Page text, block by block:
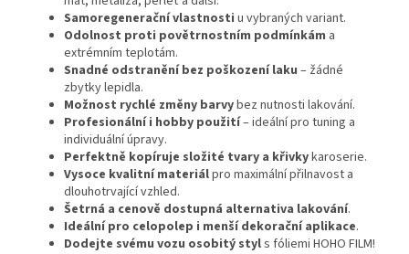
Samoregenerační vlastnosti u vybraných variant.
Odolnost proti povětrnostním podmínkám a
extrémním teplotám.
Snadné odstranění bez poškození laku – žádné
zbytky lepidla.
Možnost rychlé změny barvybez nutnosti lakování.
Profesionální i hobby použití– ideální pro tuning a
individuální úpravy.
Perfektně kopíruje složité tvary a křivkykaroserie.
Vysoce kvalitní materiálpro maximální přilnavost a
dlouhotrvající vzhled.
Šetrná a cenově dostupná alternativa lakování.
Ideální pro celopolep i menší dekorační aplikace.
Dodejte svému vozu osobitý styls fóliemi HOHO FILM!